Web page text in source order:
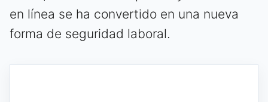
en línea se ha convertido en una nueva
forma de seguridad laboral.